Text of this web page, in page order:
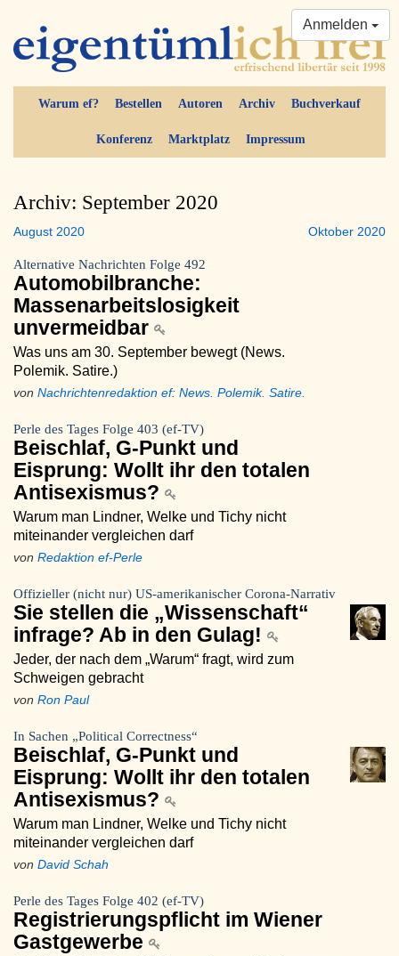
Warum ef? Bestellen Autoren Archiv Buchverkauf
Konferenz Marktplatz Impressum
Anmelden
Archiv: September 2020
August 2020 Oktober 2020
Alternative Nachrichten Folge 492
Automobilbranche:
Massenarbeitslosigkeit
unvermeidbar
Was uns am 30. September bewegt (News.
Polemik. Satire.)
von Nachrichtenredaktion ef: News. Polemik. Satire.
Perle des Tages Folge 403 (ef-TV)
Beischlaf, G-Punkt und
Eisprung: Wollt ihr den totalen
Antisexismus?
Warum man Lindner, Welke und Tichy nicht
miteinander vergleichen darf
von Redaktion ef-Perle
Offizieller (nicht nur) US-amerikanischer Corona-Narrativ
Sie stellen die „Wissenschaft“
infrage? Ab in den Gulag!
Jeder, der nach dem „Warum“ fragt, wird zum
Schweigen gebracht
von Ron Paul
In Sachen „Political Correctness“
Beischlaf, G-Punkt und
Eisprung: Wollt ihr den totalen
Antisexismus?
Warum man Lindner, Welke und Tichy nicht
miteinander vergleichen darf
von David Schah
Perle des Tages Folge 402 (ef-TV)
Registrierungspflicht im Wiener
Gastgewerbe